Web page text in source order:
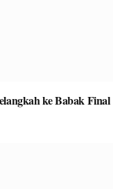
ke Babak Final